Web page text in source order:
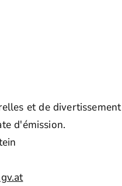
et de divertissement
d'émission.